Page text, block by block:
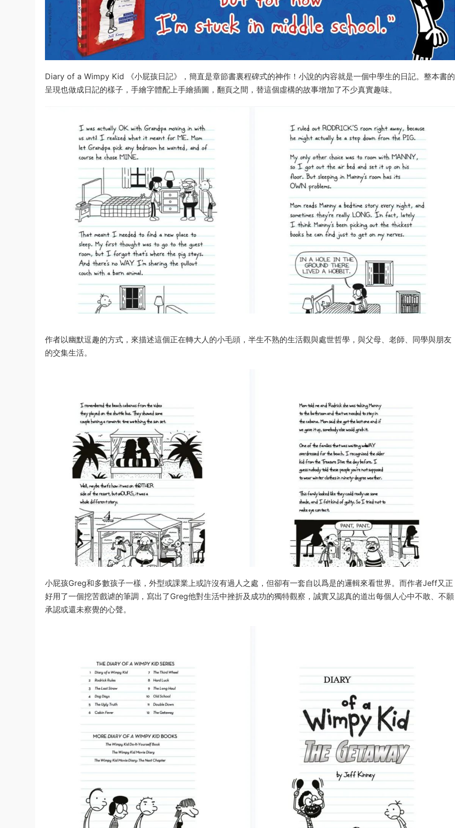
Diary of a Wimpy Kid 《小屁孩日記》，簡直是章節書裏程碑式的神作！小說的内容就是一個中學生的日記。整本書的
呈現也做成日記的樣子，手繪字體配上手繪插圖，翻頁之間，替這個虛構的故事增加了不少真實趣味。
作者以幽默逗趣的方式，來描述這個正在轉大人的小毛頭，半生不熟的生活觀與處世哲學，與父母、老師、同學與朋友
的交集生活。
小屁孩Greg和多數孩子一樣，外型或課業上或許沒有過人之處，但卻有一套自以爲是的邏輯來看世界。而作者Jeff又正
好用了一個挖苦戲谑的筆調，寫出了Greg他對生活中挫折及成功的獨特觀察，誠實又認真的道出每個人心中不敢、不願
承認或還未察覺的心聲。